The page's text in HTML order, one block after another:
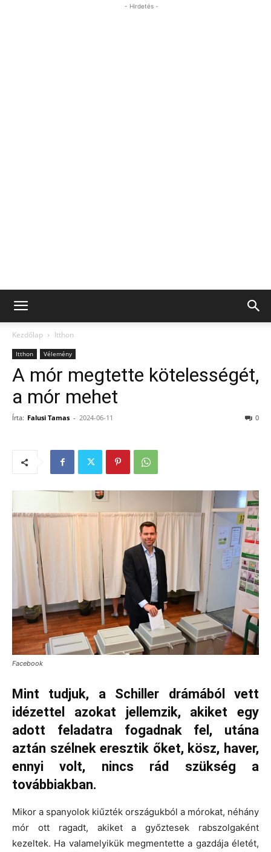
- Hirdetés -
Kezdőlap Itthon
Itthon Vélemény
A mór megtette kötelességét,
a mór mehet
Írta: Falusi Tamas - 2024-06-11 0
Facebook
Mint tudjuk, a Schiller drámából vett
idézettel azokat jellemzik, akiket egy
adott feladatra fogadnak fel, utána
aztán szélnek eresztik őket, kösz, haver,
ennyi volt, nincs rád szükség a
továbbiakban.
Mikor a spanyolok kiűzték országukból a mórokat, néhány
mór ott ragadt, akiket a győztesek rabszolgaként
kezeltek. Ha valamelyikük megmentette a gazdája életét,